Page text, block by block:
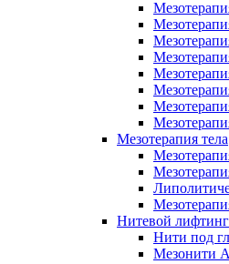
Мезотерапия тела
Нитевой лифтинг
Нити под
Мезонити